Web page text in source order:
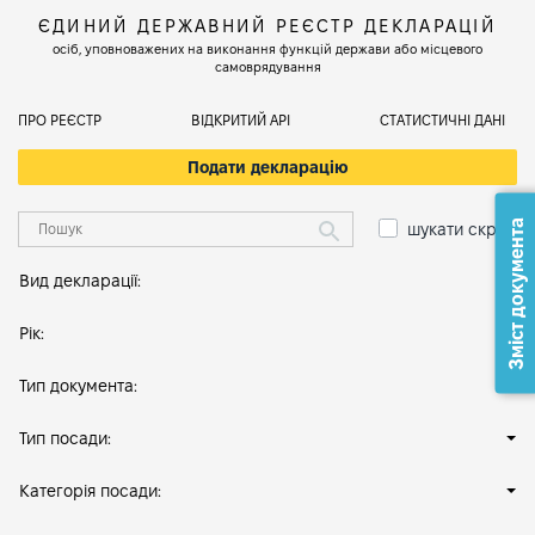
ЄДИНИЙ ДЕРЖАВНИЙ РЕЄСТР ДЕКЛАРАЦІЙ
осіб, уповноважених на виконання функцій держави або місцевого
самоврядування
ПРО РЕЄСТР ВІДКРИТИЙ АРІ СТАТИСТИЧНІ ДАНІ
Подати декларацію
шукати скрізь
Вид декларації:
Рік:
Тип документа:
Тип посади:
Категорія посади:
Зміст документа